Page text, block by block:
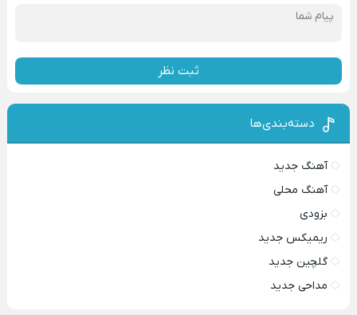
ثبت نظر
دسته‌بندی‌ها
آهنگ جدید
آهنگ محلی
بزودی
ریمیکس جدید
گلچین جدید
مداحی جدید